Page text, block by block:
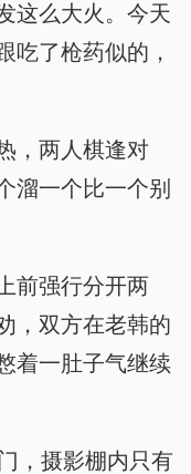
这么大火。今天
吃了枪药似的，
，两人棋逢对
溜一个比一个别
前强行分开两
，双方在老韩的
着一肚子气继续
，摄影棚内只有